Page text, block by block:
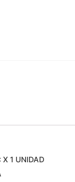
X 1 UNIDAD